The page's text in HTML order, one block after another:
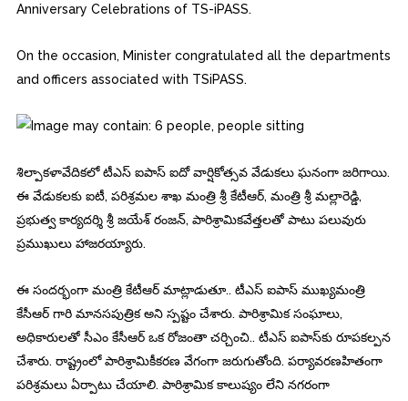
Anniversary Celebrations of TS-iPASS.
On the occasion, Minister congratulated all the departments
and officers associated with TSiPASS.
శిల్పాకళావేదికలో టీఎస్‌ ఐపాస్‌ ఐదో వార్షికోత్సవ వేడుకలు ఘనంగా జరిగాయి.
ఈ వేడుకలకు ఐటీ, పరిశ్రమల శాఖ మంత్రి శ్రీ కేటీఆర్‌, మంత్రి శ్రీ మల్లారెడ్డి,
ప్రభుత్వ కార్యదర్శి శ్రీ జయేశ్‌ రంజన్‌, పారిశ్రామికవేత్తలతో పాటు పలువురు
ప్రముఖులు హాజరయ్యారు.
ఈ సందర్భంగా మంత్రి కేటీఆర్‌ మాట్లాడుతూ.. టీఎస్‌ ఐపాస్‌ ముఖ్యమంత్రి
కేసీఆర్‌ గారి మానసపుత్రిక అని స్పష్టం చేశారు. పారిశ్రామిక సంఘాలు,
అధికారులతో సీఎం కేసీఆర్‌ ఒక రోజంతా చర్చించి.. టీఎస్‌ ఐపాస్‌కు రూపకల్పన
చేశారు. రాష్ట్రంలో పారిశ్రామికీకరణ వేగంగా జరుగుతోంది. పర్యావరణహితంగా
పరిశ్రమలు ఏర్పాటు చేయాలి. పారిశ్రామిక కాలుష్యం లేని నగరంగా